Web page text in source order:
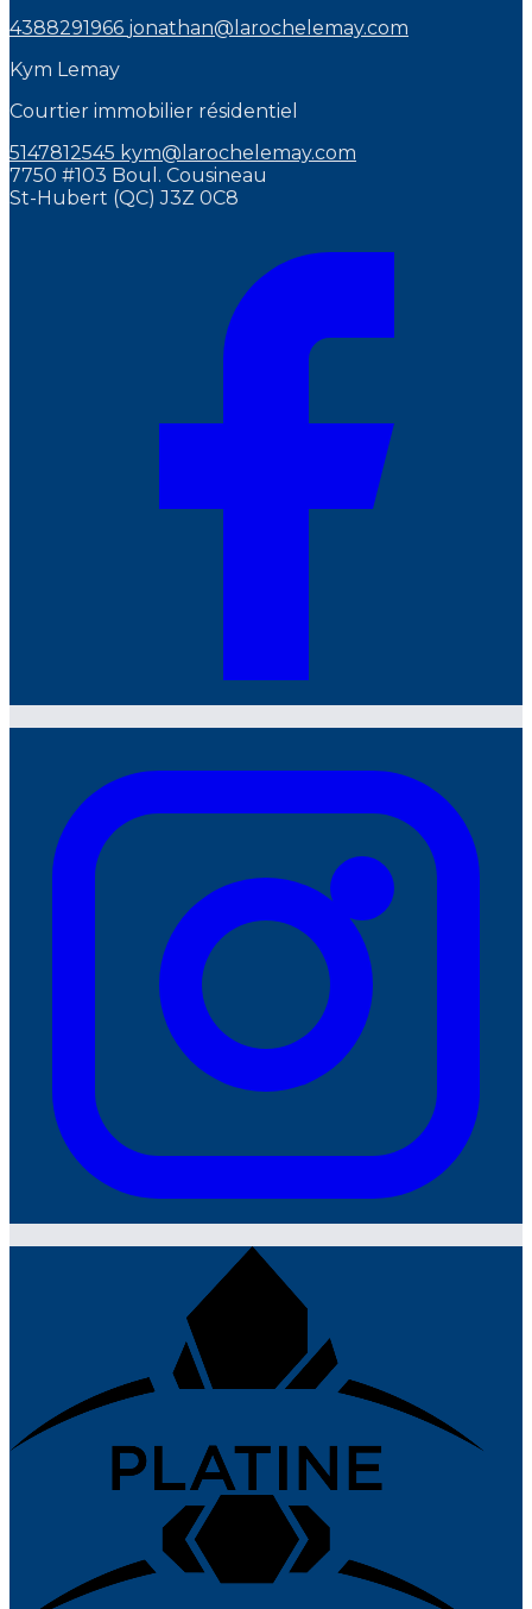
4388291966 jonathan@larochelemay.com
Kym Lemay
Courtier immobilier résidentiel
5147812545 kym@larochelemay.com
7750 #103 Boul. Cousineau
St-Hubert (QC) J3Z 0C8